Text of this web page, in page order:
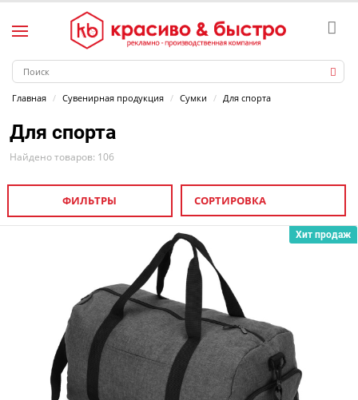
Главная Сувенирная продукция Сумки Для спорта
Для спорта
Найдено товаров: 106
ФИЛЬТРЫ СОРТИРОВКА
Хит продаж